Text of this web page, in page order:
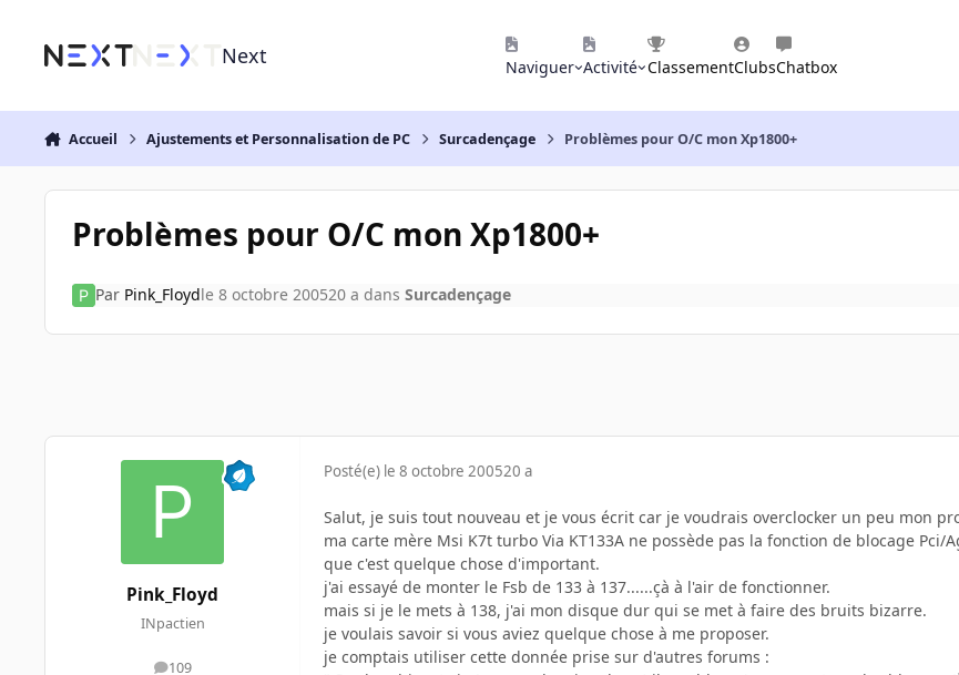
Next Naviguer Activité ClassementClubsChatbox
Accueil Ajustements et Personnalisation de PC Surcadençage Problèmes pour O/C mon Xp1800+
Problèmes pour O/C mon Xp1800+
Par Pink_Floydle 8 octobre 200520 a dans Surcadençage
Pink_Floyd
INpactien
109
Posté(e) le 8 octobre 200520 a
Salut, je suis tout nouveau et je vous écrit car je voudrais overclocker un peu mon
ma carte mère Msi K7t turbo Via KT133A ne possède pas la fonction de blocage
que c'est quelque chose d'important.
j'ai essayé de monter le Fsb de 133 à 137......çà à l'air de fonctionner.
mais si je le mets à 138, j'ai mon disque dur qui se met à faire des bruits bizarre.
je voulais savoir si vous aviez quelque chose à me proposer.
je comptais utiliser cette donnée prise sur d'autres forums :